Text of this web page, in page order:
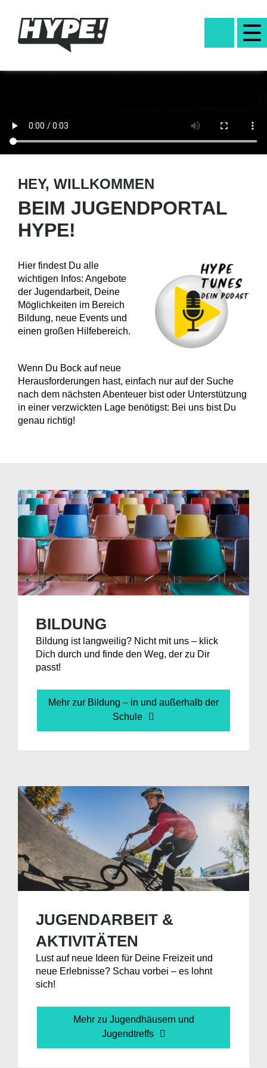
HEY, WILLKOMMEN
BEIM JUGENDPORTAL
HYPE!
Hier findest Du alle
wichtigen Infos: Angebote
der Jugendarbeit, Deine
Möglichkeiten im Bereich
Bildung, neue Events und
einen großen Hilfebereich.
Wenn Du Bock auf neue
Herausforderungen hast, einfach nur auf der Suche
nach dem nächsten Abenteuer bist oder Unterstützung
in einer verzwickten Lage benötigst: Bei uns bist Du
genau richtig!
BILDUNG
Bildung ist langweilig? Nicht mit uns – klick
Dich durch und finde den Weg, der zu Dir
passt!
Mehr zur Bildung – in und außerhalb der
Schule
JUGENDARBEIT &
AKTIVITÄTEN
Lust auf neue Ideen für Deine Freizeit und
neue Erlebnisse? Schau vorbei – es lohnt
sich!
Mehr zu Jugendhäusern und
Jugendtreffs